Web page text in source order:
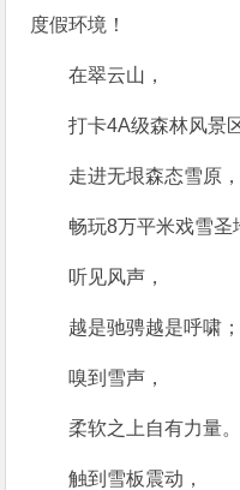
度假环境！
在翠云山，
打卡4A级森林风景
走进无垠森态雪原
畅玩8万平米戏雪圣
听见风声，
越是驰骋越是呼啸；
嗅到雪声，
柔软之上自有力量。
触到雪板震动，